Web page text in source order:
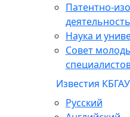
Патентно-
деятельность
Наука и
Совет
Известия КБГАУ
Русский